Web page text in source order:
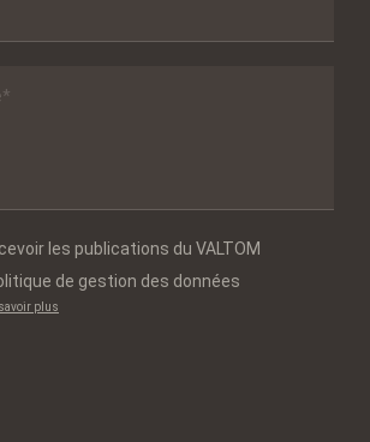
les publications du VALTOM
de gestion des données
plus